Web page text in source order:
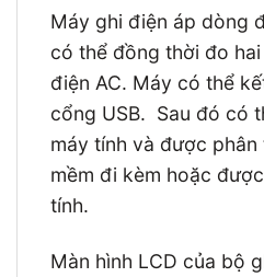
Máy ghi điện áp dòng
có thể đồng thời đo
điện AC. Máy có thể
cổng USB. Sau đó có
máy tính và được phân
mềm đi kèm hoặc
tính.
Màn hình LCD của bộ